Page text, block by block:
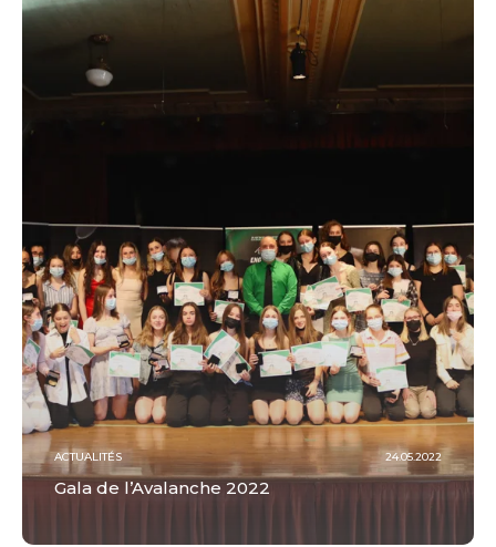
ACTUALITÉS 24.05.2022
Gala de l’Avalanche 2022